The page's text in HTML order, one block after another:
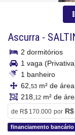
Ascurra -
2 dormitórios
1 vaga
1 banheiro
62, 53 m² de
218, 12 m² de
de R$ 170.000 por
financiamento bancário